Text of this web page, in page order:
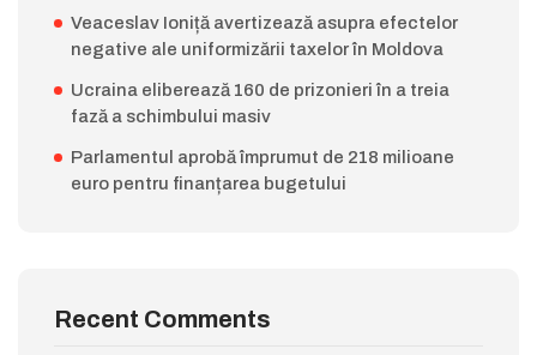
Veaceslav Ioniță avertizează asupra efectelor
negative ale uniformizării taxelor în Moldova
Ucraina eliberează 160 de prizonieri în a treia
fază a schimbului masiv
Parlamentul aprobă împrumut de 218 milioane
euro pentru finanțarea bugetului
Recent Comments